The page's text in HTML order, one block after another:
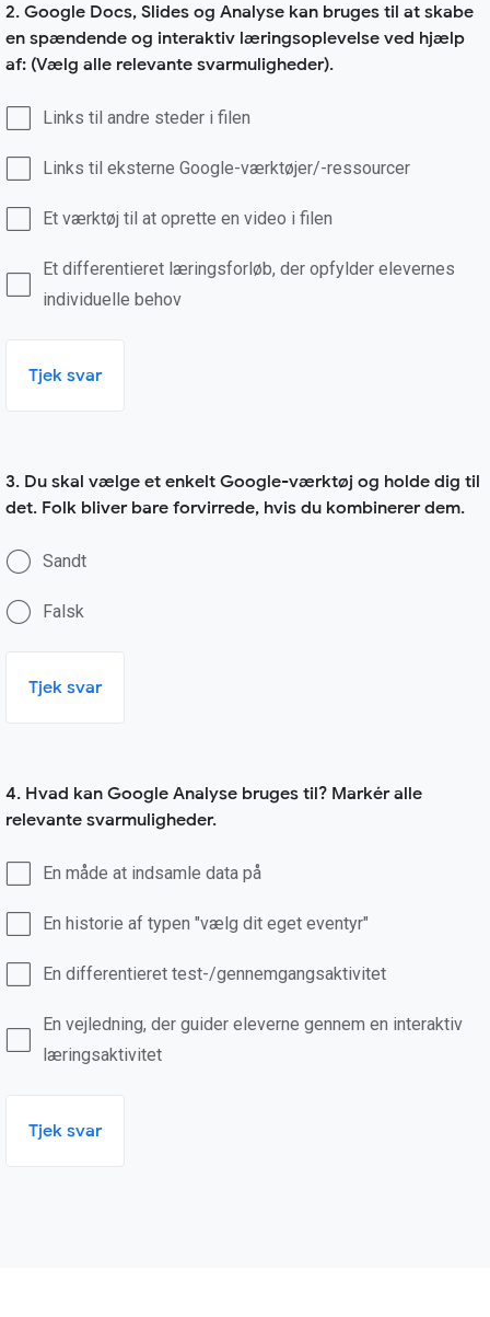
2. Google Docs, Slides og Analyse kan bruges til at skabe
en spændende og interaktiv læringsoplevelse ved hjælp
af: (Vælg alle relevante svarmuligheder).
Links til andre steder i filen
Links til eksterne Google-værktøjer/-ressourcer
Et værktøj til at oprette en video i filen
Et differentieret læringsforløb, der opfylder elevernes
individuelle behov
Tjek svar
3. Du skal vælge et enkelt Google-værktøj og holde dig til
det. Folk bliver bare forvirrede, hvis du kombinerer dem.
Sandt
Falsk
Tjek svar
4. Hvad kan Google Analyse bruges til? Markér alle
relevante svarmuligheder.
En måde at indsamle data på
En historie af typen "vælg dit eget eventyr"
En differentieret test-/gennemgangsaktivitet
En vejledning, der guider eleverne gennem en interaktiv
læringsaktivitet
Tjek svar